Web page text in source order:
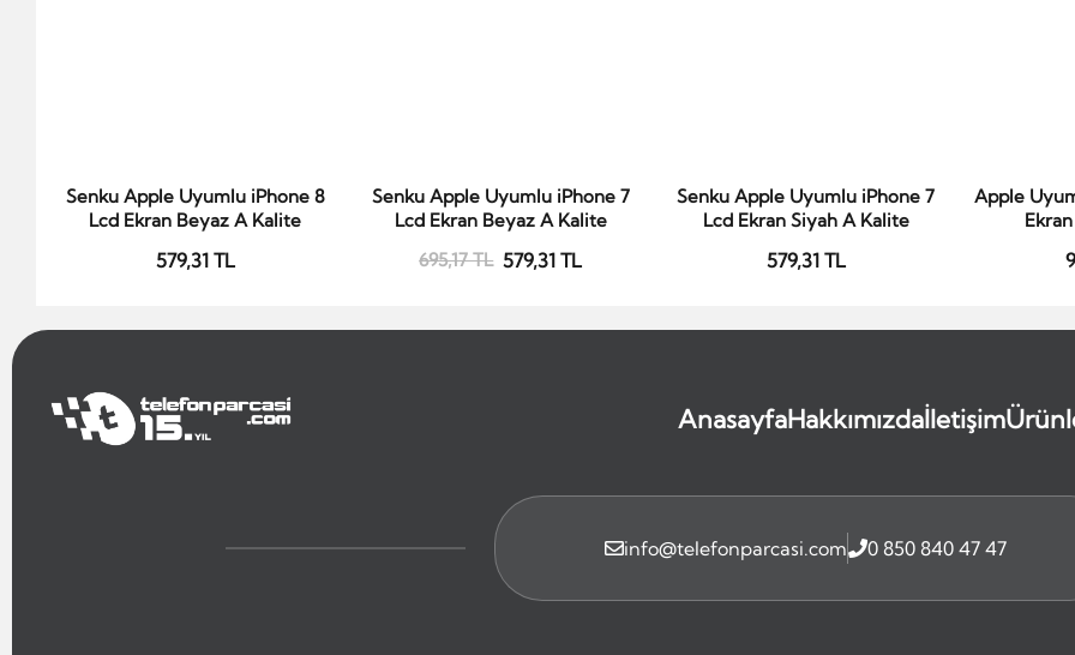
Sepete Ekle
Senku Apple Uyumlu iPhone 8
Lcd Ekran Beyaz A Kalite
579,31 TL
Sepete Ekle
Senku Apple Uyumlu iPhone 7
Lcd Ekran Beyaz A Kalite
695,17 TL 579,31 TL
Sepete Ekle
Senku Apple Uyumlu iPhone 7
Lcd Ekran Siyah A Kalite
579,31 TL
Apple
AnasayfaHakkımızdaİletişim
info@telefonparcasi.com 0 850 840 47 47